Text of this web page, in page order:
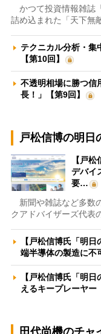
かつて投資情報雑誌
詰め込まれた「天下無
テクニカル分析・
【第10回】
不透明相場に勝つ
長！」【第9回】
戸松信博の明日
【戸
デバイ
要…
新聞や雑誌など多数
クアドバイザーズ代表
【戸松信博氏「明
端半導体の製造に
【戸松信博氏「明
えるキープレーヤ